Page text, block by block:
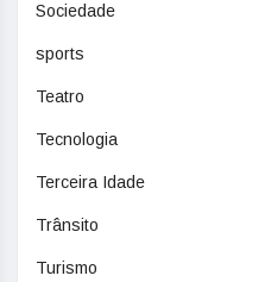
Sociedade
sports
Teatro
Tecnologia
Terceira Idade
Trânsito
Turismo